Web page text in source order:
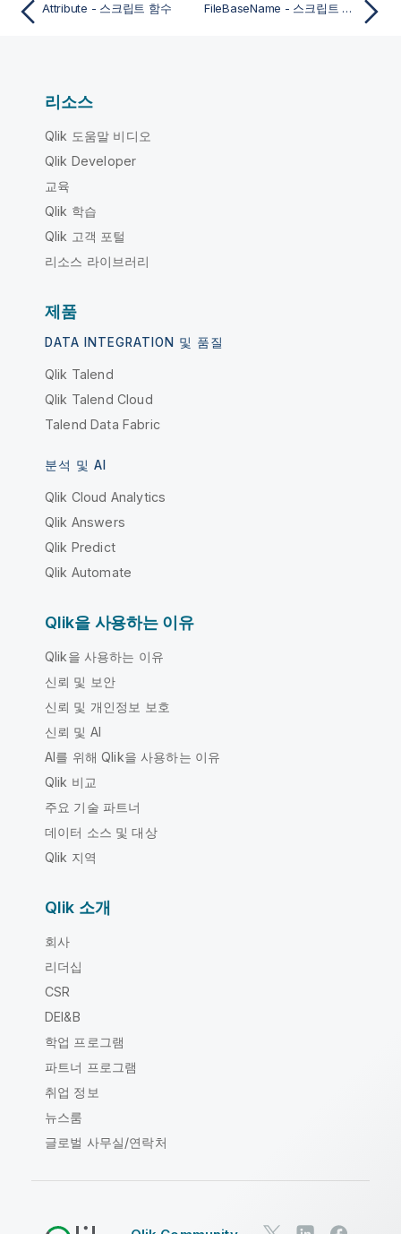
Attribute - 스크립트 함수 FileBaseName - 스크립트 함수
리소스
Qlik 도움말 비디오
Qlik Developer
교육
Qlik 학습
Qlik 고객 포털
리소스 라이브러리
제품
DATA INTEGRATION 및 품질
Qlik Talend
Qlik Talend Cloud
Talend Data Fabric
분석 및 AI
Qlik Cloud Analytics
Qlik Answers
Qlik Predict
Qlik Automate
Qlik을 사용하는 이유
Qlik을 사용하는 이유
신뢰 및 보안
신뢰 및 개인정보 보호
신뢰 및 AI
AI를 위해 Qlik을 사용하는 이유
Qlik 비교
주요 기술 파트너
데이터 소스 및 대상
Qlik 지역
Qlik 소개
회사
리더십
CSR
DEI&B
학업 프로그램
파트너 프로그램
취업 정보
뉴스룸
글로벌 사무실/연락처